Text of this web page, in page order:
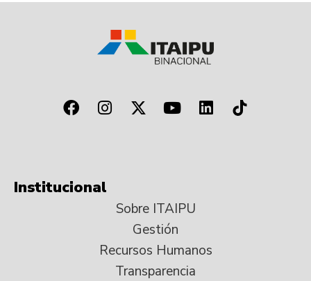
Institucional
Sobre ITAIPU
Gestión
Recursos Humanos
Transparencia